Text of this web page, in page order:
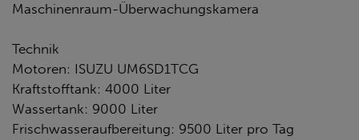
Maschinenraum-Überwachungskamera
Technik
Motoren: ISUZU UM6SD1TCG
Kraftstofftank: 4000 Liter
Wassertank: 9000 Liter
Frischwasseraufbereitung: 9500 Liter pro Tag